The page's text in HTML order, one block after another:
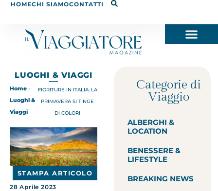
HOMECHI SIAMOCONTATTI
LUOGHI & VIAGGI
Home -
Luoghi &
Viaggi
FIORITURE IN ITALIA: LA
PRIMAVERA SI TINGE
DI COLORI
STAMPA ARTICOLO
28 Aprile 2023
Categorie di
Viaggio
ALBERGHI &
LOCATION
BENESSERE &
LIFESTYLE
BREAKING NEWS